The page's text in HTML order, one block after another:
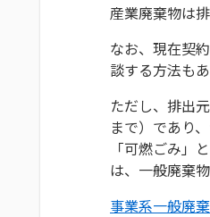
産業廃棄物は
なお、現在契
談する方法もあ
ただし、排出
まで）であり
「可燃ごみ」
は、一般廃棄
事業系一般廃